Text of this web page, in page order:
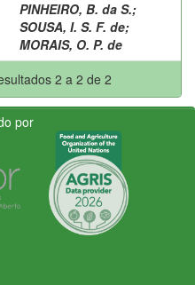
PINHEIRO, B. da S.;
SOUSA, I. S. F. de;
MORAIS, O. P. de
2 a 2 de 2
por